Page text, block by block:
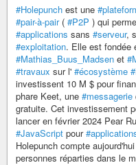
#Holepunch est une
#pair-à-pair( #P2P ) qui
#applications sans #serveur,
#exploitation. Elle est fondée
#Mathias_Buus_Madsen et
#travaux sur l' #écosystème
investissent 10 M $ pour
phare Keet, une #messagerie
gratuite. Cet investissement
lancer en février 2024 Pear
#JavaScript pour
Holepunch compte
personnes réparties dans le